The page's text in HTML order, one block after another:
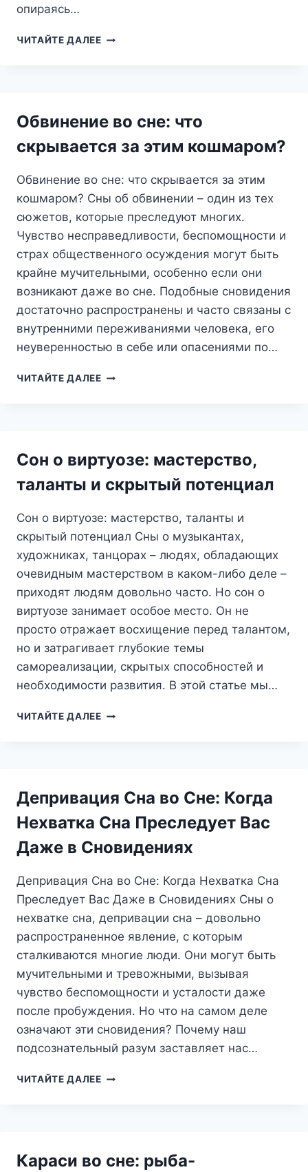
опираясь…
ЧИТАЙТЕ ДАЛЕЕКВАС
ТРЕВОЖНЫЙ
Обвинение во сне: что
скрывается за этим кошмаром?
Обвинение во сне: что скрывается за этим
кошмаром? Сны об обвинении – один из тех
сюжетов, которые преследуют многих.
Чувство несправедливости, беспомощности и
страх общественного осуждения могут быть
крайне мучительными, особенно если они
возникают даже во сне. Подобные сновидения
достаточно распространены и часто связаны с
внутренними переживаниями человека, его
неуверенностью в себе или опасениями по…
ЧИТАЙТЕ ДАЛЕЕОБВИНЕНИЕ
ЭТИМ
Сон о виртуозе: мастерство,
таланты и скрытый потенциал
Сон о виртуозе: мастерство, таланты и
скрытый потенциал Сны о музыкантах,
художниках, танцорах – людях, обладающих
очевидным мастерством в каком-либо деле –
приходят людям довольно часто. Но сон о
виртуозе занимает особое место. Он не
просто отражает восхищение перед талантом,
но и затрагивает глубокие темы
самореализации, скрытых способностей и
необходимости развития. В этой статье мы…
ЧИТАЙТЕ ДАЛЕЕСОН
СКРЫТЫЙ
ПОТЕНЦИАЛ
Депривация Сна во Сне: Когда
Нехватка Сна Преследует Вас
Даже в Сновидениях
Депривация Сна во Сне: Когда Нехватка Сна
Преследует Вас Даже в Сновидениях Сны о
нехватке сна, депривации сна – довольно
распространенное явление, с которым
сталкиваются многие люди. Они могут быть
мучительными и тревожными, вызывая
чувство беспомощности и усталости даже
после пробуждения. Но что на самом деле
означают эти сновидения? Почему наш
подсознательный разум заставляет нас…
ЧИТАЙТЕ ДАЛЕЕДЕПРИВАЦИЯ
СНА
Караси во сне: рыба-